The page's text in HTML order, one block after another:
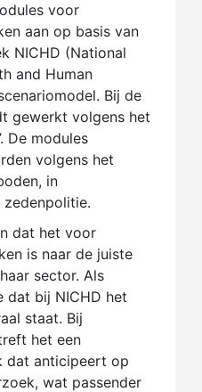
voor
aan op basis van
NICHD (National
and Human
Bij de
gewerkt volgens het
De modules
volgens het
in
dat het voor
is naar de juiste
sector. Als
dat bij NICHD het
staat. Bij
het een
dat anticipeert op
wat passender